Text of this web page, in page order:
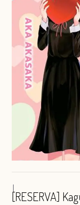
|
[RESERVA]